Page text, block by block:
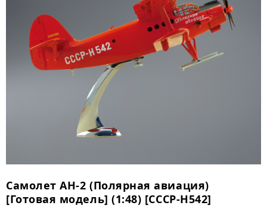
Самолет АН-2 (Полярная авиация)
[Готовая модель] (1:48) [СССР-Н542]